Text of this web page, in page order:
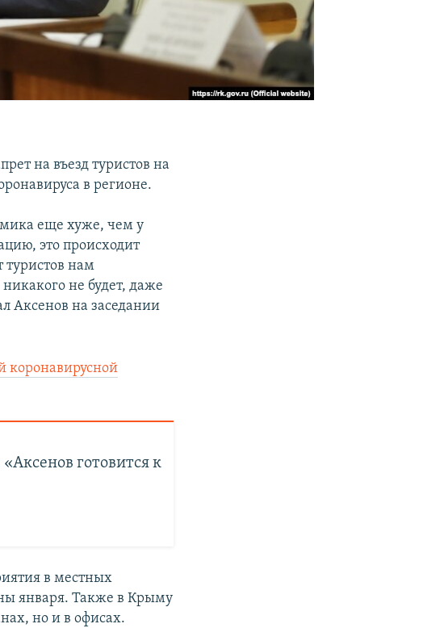
на въезд туристов на
в регионе.
еще хуже, чем у
это происходит
нам
не будет, даже
Аксенов на заседании
коронавирусной
готовится к
в местных
января. Также в Крыму
но и в офисах.